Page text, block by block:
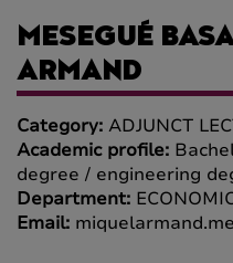
MESEGUÉ
ARMAND
Category: ADJUNCT
Academic profile:
degree / engineering
Department:
Email: